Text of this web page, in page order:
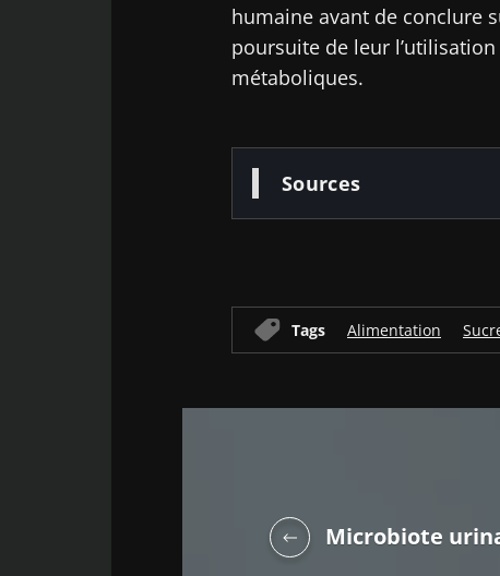
humaine avant de conclure
poursuite de leur
métaboliques.
Sources
Tags Alimentation
Microbiote